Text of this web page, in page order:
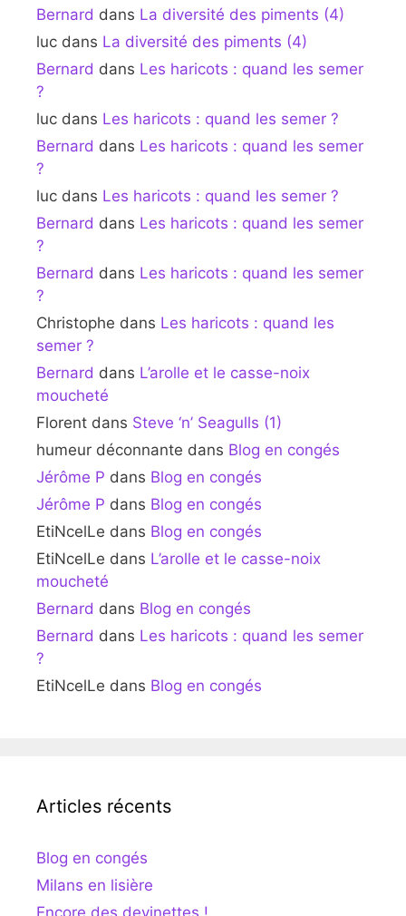
Bernard dans La diversité des piments (4)
luc dans La diversité des piments (4)
Bernard dans Les haricots : quand les semer
?
luc dans Les haricots : quand les semer ?
Bernard dans Les haricots : quand les semer
?
luc dans Les haricots : quand les semer ?
Bernard dans Les haricots : quand les semer
?
Bernard dans Les haricots : quand les semer
?
Christophe dans Les haricots : quand les
semer ?
Bernard dans L’arolle et le casse-noix
moucheté
Florent dans Steve ‘n’ Seagulls (1)
humeur déconnante dans Blog en congés
Jérôme P dans Blog en congés
Jérôme P dans Blog en congés
EtiNcelLe dans Blog en congés
EtiNcelLe dans L’arolle et le casse-noix
moucheté
Bernard dans Blog en congés
Bernard dans Les haricots : quand les semer
?
EtiNcelLe dans Blog en congés
Articles récents
Blog en congés
Milans en lisière
Encore des devinettes !